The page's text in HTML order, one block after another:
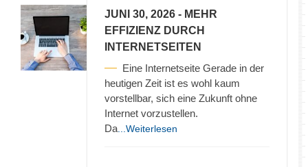
JUNI 30, 2026 - MEHR
EFFIZIENZ DURCH
INTERNETSEITEN
Eine Internetseite Gerade in der
heutigen Zeit ist es wohl kaum
vorstellbar, sich eine Zukunft ohne
Internet vorzustellen.
Da ...Weiterlesen